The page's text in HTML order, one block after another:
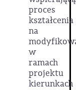
proces
kształcenia
na
w
ramach
projektu
kierunkach